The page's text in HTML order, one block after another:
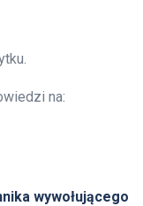
na:
wywołującego